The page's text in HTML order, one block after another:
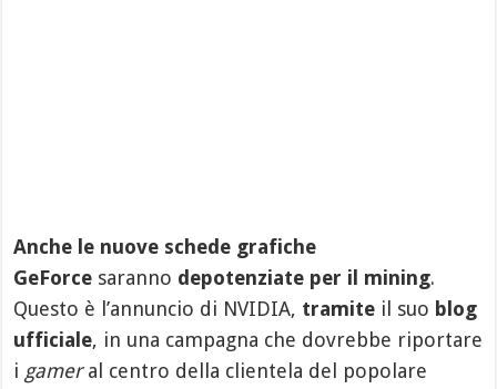
Anche le nuove schede grafiche
GeForce saranno depotenziate per il mining.
Questo è l’annuncio di NVIDIA, tramite il suo blog
ufficiale, in una campagna che dovrebbe riportare
i gameral centro della clientela del popolare